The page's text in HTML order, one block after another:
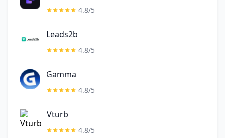
4.8/5
Leads2b
4.8/5
Gamma
4.8/5
Vturb
4.8/5